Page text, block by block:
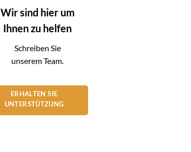
Wir sind hier um
Ihnen zu helfen
Schreiben Sie
unserem Team.
ERHALTEN SIE
UNTERSTÜTZUNG